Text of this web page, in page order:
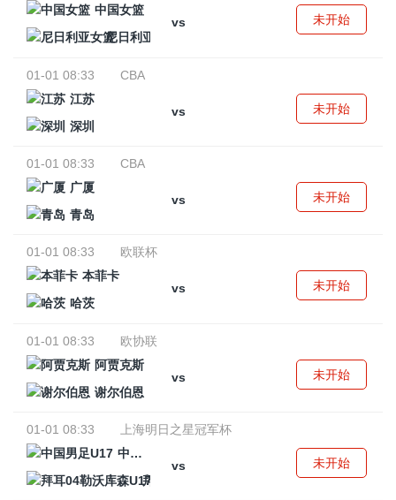
中国女篮
vs
尼日利亚女篮
未开始
01-01 08:33
CBA
江苏
vs
深圳
未开始
01-01 08:33
CBA
广厦
vs
青岛
未开始
01-01 08:33
欧联杯
本菲卡
vs
哈茨
未开始
01-01 08:33
欧协联
阿贾克斯
vs
谢尔伯恩
未开始
01-01 08:33
上海明日之星冠军杯
中国男足U17
vs
拜耳04勒沃库森U17
未开始